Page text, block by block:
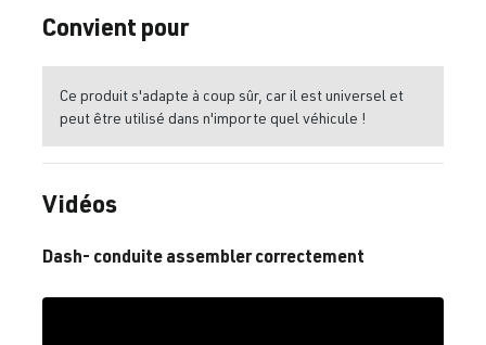
Convient pour
Ce produit s'adapte à coup sûr, car il est universel et
peut être utilisé dans n'importe quel véhicule !
Vidéos
Dash- conduite assembler correctement